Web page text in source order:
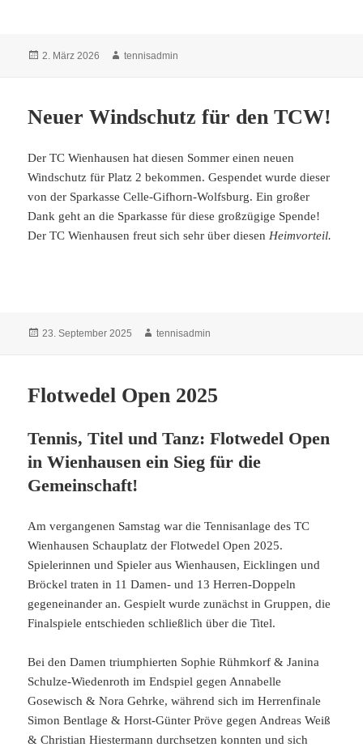
Veröffentlicht
2. März 2026 Autor
tennisadmin
Neuer Windschutz für den TCW!
Der TC Wienhausen hat diesen Sommer einen neuen
Windschutz für Platz 2 bekommen. Gespendet wurde dieser
von der Sparkasse Celle-Gifhorn-Wolfsburg. Ein großer
Dank geht an die Sparkasse für diese großzügige Spende!
Der TC Wienhausen freut sich sehr über diesenHeimvorteil.
Veröffentlicht
23. September 2025 Autor
tennisadmin
Flotwedel Open 2025
Tennis, Titel und Tanz: Flotwedel Open
in Wienhausen ein Sieg für die
Gemeinschaft!
Am vergangenen Samstag war die Tennisanlage des TC
Wienhausen Schauplatz der Flotwedel Open 2025.
Spielerinnen und Spieler aus Wienhausen, Eicklingen und
Bröckel traten in 11 Damen- und 13 Herren-Doppeln
gegeneinander an. Gespielt wurde zunächst in Gruppen, die
Finalspiele entschieden schließlich über die Titel.
Bei den Damen triumphierten Sophie Rühmkorf & Janina
Schulze-Wiedenroth im Endspiel gegen Annabelle
Gosewisch & Nora Gehrke, während sich im Herrenfinale
Simon Bentlage & Horst-Günter Pröve gegen Andreas Weiß
& Christian Hiestermann durchsetzen konnten und sich